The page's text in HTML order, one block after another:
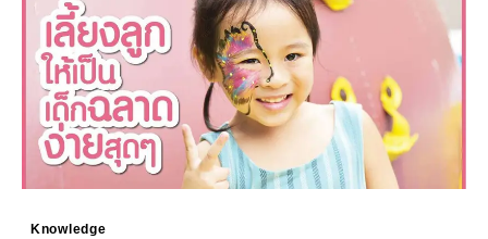
Insurance
VDO
Event & Activities
Knowledge